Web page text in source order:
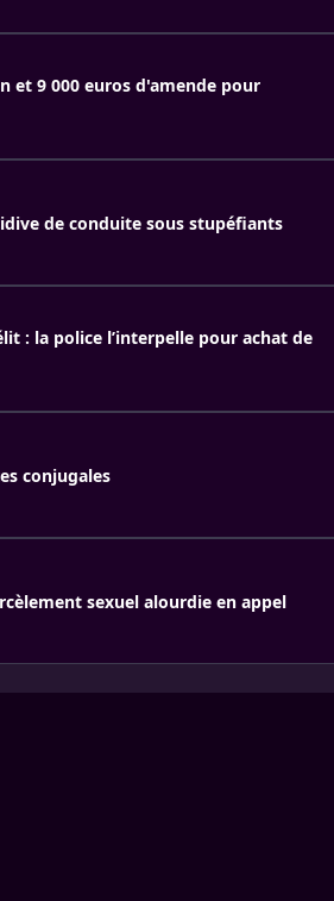
et 9 000 euros d'amende pour
de conduite sous stupéfiants
: la police l’interpelle pour achat de
conjugales
sexuel alourdie en appel